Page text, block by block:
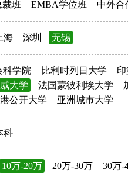
班 EMBA学位班 中外合
海 深圳 无锡
科学院 比利时列日大学
大学 法国蒙彼利埃大学
公开大学 亚洲城市大学
科
10万-20万 20万-30万 30万-